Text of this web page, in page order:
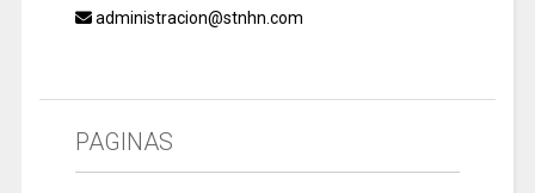
administracion@stnhn.com
PAGINAS